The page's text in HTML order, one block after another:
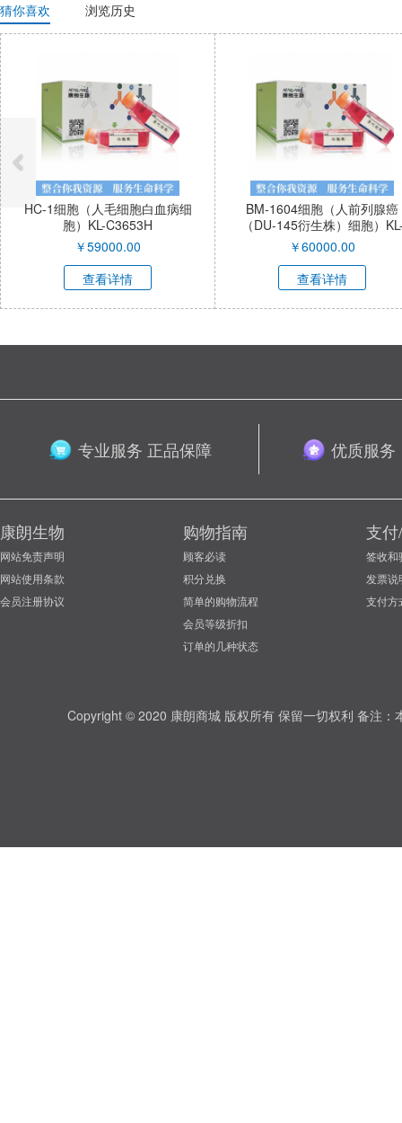
猜你喜欢 浏览历史
HC-1细胞（人毛细胞白血病细
胞）KL-C3653H
￥59000.00
查看详情
BM-1604细胞（人前列腺癌
（DU-145衍生株）细胞）
C3654H
￥60000.00
查看详情
专业服务 正品保障 优质服务
康朗生物
网站免责声明
网站使用条款
会员注册协议
购物指南
顾客必读
积分兑换
简单的购物流程
会员等级折扣
订单的几种状态
支
签收和
发票说
支付方
Copyright © 2020 康朗商城 版权所有 保留一切权利 备注